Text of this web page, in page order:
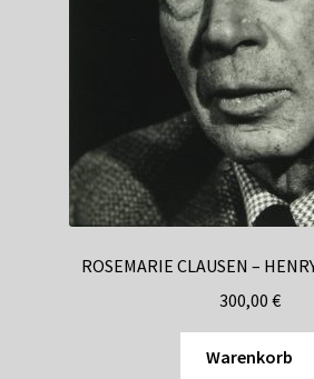
ROSEMARIE CLAUSEN –
300,00 €
Warenkorb